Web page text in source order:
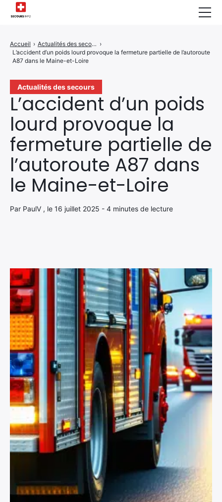
Actualités des secours
L’accident d’un poids
lourd provoque la
fermeture partielle de
l’autoroute A87 dans
le Maine-et-Loire
Par PaulV , le 16 juillet 2025 - 4 minutes de lecture
Accueil › Actualités des secours ›
L’accident d’un poids lourd provoque la fermeture partielle de l’autoroute
A87 dans le Maine-et-Loire
Infos & Conseils
Actualités des Secours
Santé & Bien-être
A propos de Nous
Contactez-nous
Politique de Confidentialité